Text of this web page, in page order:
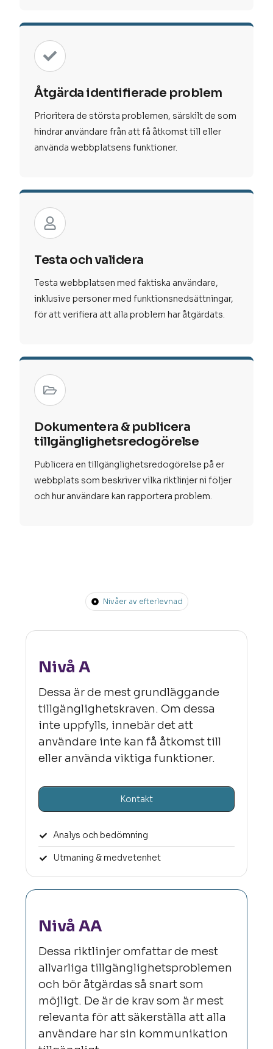
Åtgärda identifierade problem
Prioritera de största problemen, särskilt de som
hindrar användare från att få åtkomst till eller
använda webbplatsens funktioner.
Testa och validera
Testa webbplatsen med faktiska användare,
inklusive personer med funktionsnedsättningar,
för att verifiera att alla problem har åtgärdats.
Dokumentera & publicera
tillgänglighetsredogörelse
Publicera en tillgänglighetsredogörelse på er
webbplats som beskriver vilka riktlinjer ni följer
och hur användare kan rapportera problem.
Nivåer av efterlevnad
Nivå A
Dessa är de mest grundläggande
tillgänglighetskraven. Om dessa
inte uppfylls, innebär det att
användare inte kan få åtkomst till
eller använda viktiga funktioner.
Kontakt
Analys och bedömning
Utmaning & medvetenhet
Nivå AA
Dessa riktlinjer omfattar de mest
allvarliga tillgänglighetsproblemen
och bör åtgärdas så snart som
möjligt. De är de krav som är mest
relevanta för att säkerställa att alla
användare har sin kommunikation